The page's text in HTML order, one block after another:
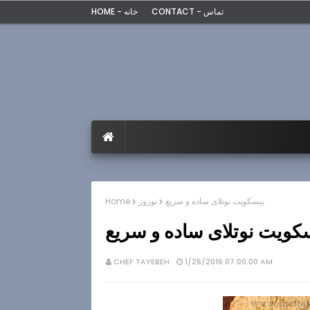
HOME - خانه CONTACT - تماس
Home نوروز بیسکویت نوتلای ساده و سریع
نوتلای ساده و سریع
CHEF TAYEBEH 1/26/2016 07:00:00 AM